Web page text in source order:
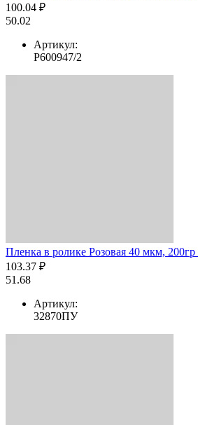
100.04 ₽
50.02
Артикул:
Р600947/2
Пленка в ролике Розовая 40 мкм,
103.37 ₽
51.68
Артикул:
32870ПУ